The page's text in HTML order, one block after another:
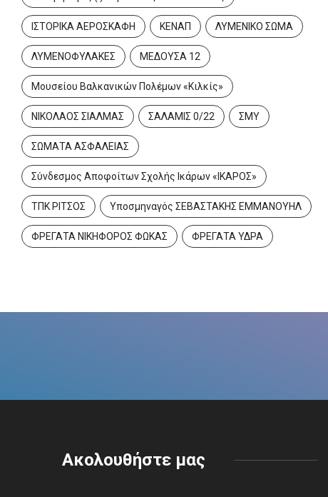
ΙΣΤΟΡΙΚΑ ΑΕΡΟΣΚΑΦΗ ΚΕΝΑΠ ΛΥΜΕΝΙΚΟ ΣΩΜΑ
ΛΥΜΕΝΟΦΥΛΑΚΕΣ ΜΕΔΟΥΣΑ 12
Μουσείου Βαλκανικών Πολέμων «Κιλκίς»
ΝΙΚΟΛΑΟΣ ΣΙΑΛΜΑΣ ΣΑΛΑΜΙΣ 0/22 ΣΜΥ
ΣΩΜΑΤΑ ΑΣΦΑΛΕΙΑΣ
Σύνδεσμος Αποφοίτων Σχολής Ικάρων «ΙΚΑΡΟΣ»
ΤΠΚ ΡΙΤΣΟΣ Υποσμηναγός ΣΕΒΑΣΤΑΚΗΣ ΕΜΜΑΝΟΥΗΛ
ΦΡΕΓΑΤΑ ΝΙΚΗΦΟΡΟΣ ΦΩΚΑΣ ΦΡΕΓΑΤΑ ΥΔΡΑ
Ακολουθήστε μας